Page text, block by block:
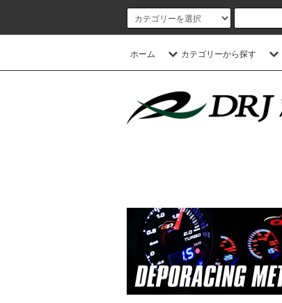
ホーム カテゴリーから探す